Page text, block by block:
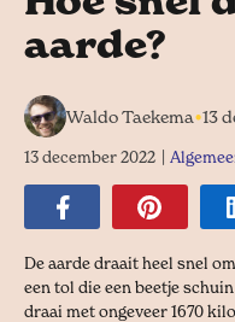
aarde?
Waldo Taekema•13
13 december 2022
De aarde draait heel snel
een tol die een beetje
draai met ongeveer 1670